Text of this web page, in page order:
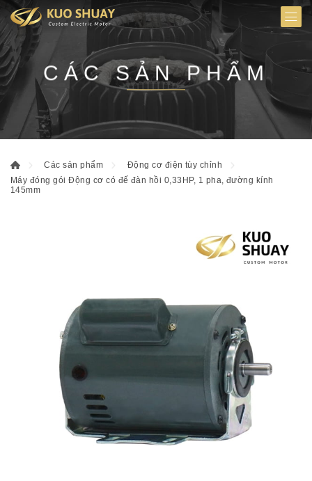
CÁC SẢN PHẨM
Các sản phẩm
Động cơ điện tùy chỉnh
Máy đóng gói Động cơ có đế đàn hồi 0,33HP, 1 pha, đường kính
145mm